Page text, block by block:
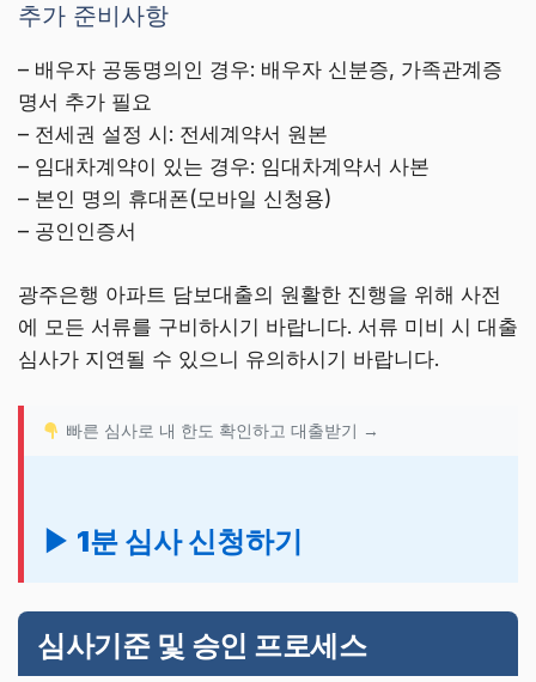
추가 준비사항
– 배우자 공동명의인 경우: 배우자 신분증, 가족관계증
명서 추가 필요
– 전세권 설정 시: 전세계약서 원본
– 임대차계약이 있는 경우: 임대차계약서 사본
– 본인 명의 휴대폰(모바일 신청용)
– 공인인증서
광주은행 아파트 담보대출의 원활한 진행을 위해 사전
에 모든 서류를 구비하시기 바랍니다. 서류 미비 시 대출
심사가 지연될 수 있으니 유의하시기 바랍니다.
빠른 심사로 내 한도 확인하고 대출받기 →
▶ 1분 심사 신청하기
심사기준 및 승인 프로세스